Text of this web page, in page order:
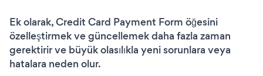
Ek olarak, Credit Card Payment Form öğesini
özelleştirmek ve güncellemek daha fazla zaman
gerektirir ve büyük olasılıkla yeni sorunlara veya
hatalara neden olur.